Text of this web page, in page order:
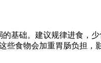
基础。建议规律进食，
些食物会加重胃肠负担，